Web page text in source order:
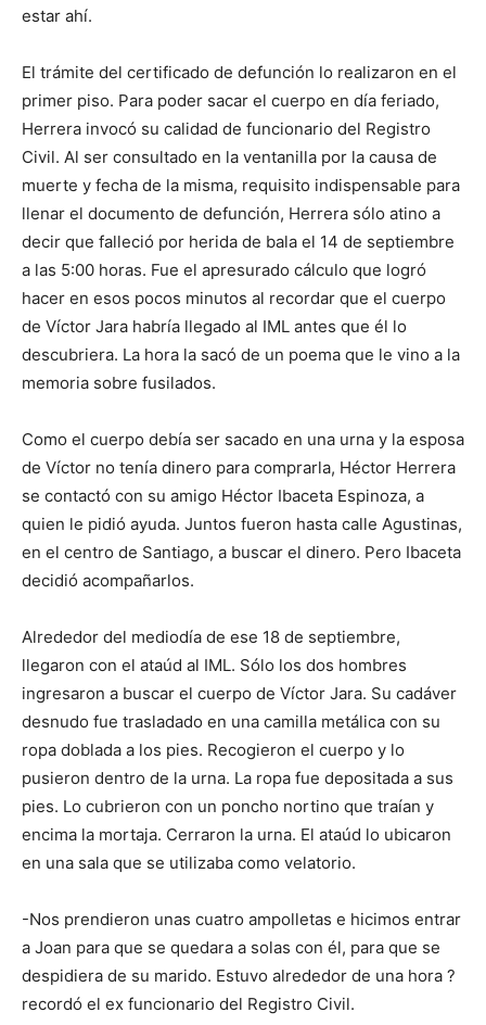
estar ahí.
El trámite del certificado de defunción lo realizaron en el
primer piso. Para poder sacar el cuerpo en día feriado,
Herrera invocó su calidad de funcionario del Registro
Civil. Al ser consultado en la ventanilla por la causa de
muerte y fecha de la misma, requisito indispensable para
llenar el documento de defunción, Herrera sólo atino a
decir que falleció por herida de bala el 14 de septiembre
a las 5:00 horas. Fue el apresurado cálculo que logró
hacer en esos pocos minutos al recordar que el cuerpo
de Víctor Jara habría llegado al IML antes que él lo
descubriera. La hora la sacó de un poema que le vino a la
memoria sobre fusilados.
Como el cuerpo debía ser sacado en una urna y la esposa
de Víctor no tenía dinero para comprarla, Héctor Herrera
se contactó con su amigo Héctor Ibaceta Espinoza, a
quien le pidió ayuda. Juntos fueron hasta calle Agustinas,
en el centro de Santiago, a buscar el dinero. Pero Ibaceta
decidió acompañarlos.
Alrededor del mediodía de ese 18 de septiembre,
llegaron con el ataúd al IML. Sólo los dos hombres
ingresaron a buscar el cuerpo de Víctor Jara. Su cadáver
desnudo fue trasladado en una camilla metálica con su
ropa doblada a los pies. Recogieron el cuerpo y lo
pusieron dentro de la urna. La ropa fue depositada a sus
pies. Lo cubrieron con un poncho nortino que traían y
encima la mortaja. Cerraron la urna. El ataúd lo ubicaron
en una sala que se utilizaba como velatorio.
-Nos prendieron unas cuatro ampolletas e hicimos entrar
a Joan para que se quedara a solas con él, para que se
despidiera de su marido. Estuvo alrededor de una hora ?
recordó el ex funcionario del Registro Civil.